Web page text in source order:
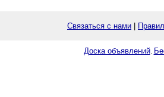
Связаться с нами
Доска объявлений.